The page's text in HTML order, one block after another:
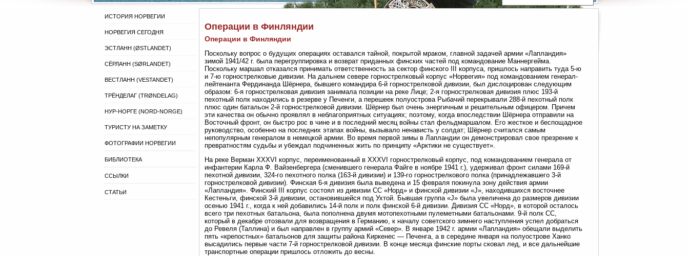
ИСТОРИЯ НОРВЕГИИ
НОРВЕГИЯ СЕГОДНЯ
ЭСТЛАНН (ØSTLANDET)
СЁРЛАНН (SØRLANDET)
ВЕСТЛАНН (VESTANDET)
ТРЁНДЕЛАГ (TRØNDELAG)
НУР-НОРГЕ (NORD-NORGE)
ТУРИСТУ НА ЗАМЕТКУ
ФОТОГРАФИИ НОРВЕГИИ
БИБЛИОТЕКА
ССЫЛКИ
СТАТЬИ
Операции в Финляндии
Операции в Финляндии
Поскольку вопрос о будущих операциях оставался тайной, покрытой мраком, главной задачей армии «Лапландия»
зимой 1941/42 г. была перегруппировка и возврат приданных финских частей под командование Маннергейма.
Поскольку маршал отказался принимать ответственность за сектор финского III корпуса, пришлось направить туда 5-ю
и 7-ю горнострелковые дивизии. На дальнем севере горнострелковый корпус «Норвегия» под командованием генерал-
лейтенанта Фердинанда Шёрнера, бывшего командира 6-й горнострелковой дивизии, был дислоцирован следующим
образом: 6-я горнострелковая дивизия занимала позиции на реке Лице; 2-я горнострелковая дивизия плюс 193-й
пехотный полк находились в резерве у Печенги, а перешеек полуострова Рыбачий перекрывали 288-й пехотный полк
плюс один батальон 2-й горнострелковой дивизии. Шёрнер был очень энергичным и решительным офицером. Причем
эти качества он обычно проявлял в неблагоприятных ситуациях; поэтому, когда впоследствии Шёрнера отправили на
Восточный фронт, он быстро рос в чине и в последний месяц войны стал фельдмаршалом. Его жесткое и беспощадное
руководство, особенно на последних этапах войны, вызывало ненависть у солдат; Шёрнер считался самым
непопулярным генералом в немецкой армии. Во время первой зимы в Лапландии он демонстрировал свое презрение к
превратностям судьбы и убеждал подчиненных жить по принципу «Арктики не существует».
На реке Верман XXXVI корпус, переименованный в XXXVI горнострелковый корпус, под командованием генерала от
инфантерии Карла Ф. Вайзенбергера (сменившего генерала Файге в ноябре 1941 г.), удерживал фронт силами 169-й
пехотной дивизии, 324-го пехотного полка (163-й дивизии) и 139-го горнострелкового полка (принадлежавшего 3-й
горнострелковой дивизии). Финская 6-я дивизия была выведена и 15 февраля покинула зону действия армии
«Лапландия». Финский III корпус состоял из дивизии СС «Норд» и финской дивизии «J», находившихся восточнее
Кестеньги, финской 3-й дивизии, остановившейся под Ухтой. Бывшая группа «J» была увеличена до размеров дивизии
осенью 1941 г., когда к ней добавились 14-й полк и полк финской 6-й дивизии. Дивизия СС «Норд», в которой осталось
всего три пехотных батальона, была пополнена двумя мотопехотными пулеметными батальонами. 9-й полк СС,
который в декабре отозвали для возвращения в Германию, к началу советского зимнего наступления успел добраться
до Ревеля (Таллина) и был направлен в группу армий «Север». В январе 1942 г. армии «Лапландия» обещали выделить
пять «крепостных» батальонов для защиты района Киркенес — Печенга, а в середине января на полуострове Ханко
высадились первые части 7-й горнострелковой дивизии. В конце месяца финские порты сковал лед, и все дальнейшие
транспортные операции пришлось отложить до весны.